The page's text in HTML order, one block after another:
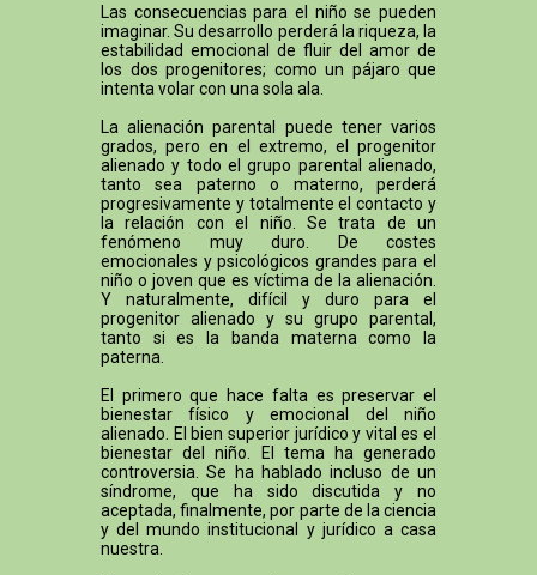
Las consecuencias para el niño se pueden
imaginar. Su desarrollo perderá la riqueza, la
estabilidad emocional de fluir del amor de
los dos progenitores; como un pájaro que
intenta volar con una sola ala.
La alienación parental puede tener varios
grados, pero en el extremo, el progenitor
alienado y todo el grupo parental alienado,
tanto sea paterno o materno, perderá
progresivamente y totalmente el contacto y
la relación con el niño. Se trata de un
fenómeno muy duro. De costes
emocionales y psicológicos grandes para el
niño o joven que es víctima de la alienación.
Y naturalmente, difícil y duro para el
progenitor alienado y su grupo parental,
tanto si es la banda materna como la
paterna.
El primero que hace falta es preservar el
bienestar físico y emocional del niño
alienado. El bien superior jurídico y vital es el
bienestar del niño. El tema ha generado
controversia. Se ha hablado incluso de un
síndrome, que ha sido discutida y no
aceptada, finalmente, por parte de la ciencia
y del mundo institucional y jurídico a casa
nuestra.